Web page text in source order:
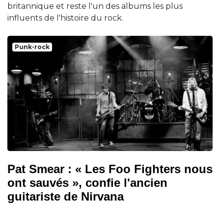
britannique et reste l'un des albums les plus
influents de l'histoire du rock.
Punk-rock
Pat Smear : « Les Foo Fighters nous
ont sauvés », confie l'ancien
guitariste de Nirvana